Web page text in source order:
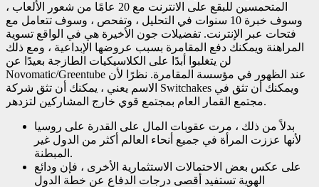
المتحمسين للبقع على الانترنت مع 20 عامًا من شعور الألعاب ،
وسوف خبرة 10 سنوات في التحليل ، وتفحص ، وسوف تتعامل مع
فتحات عبر الإنترنت. تفضيلات جون الأخيرة هي في الواقع تسوية
المراهنة ويمكنك دفع المقامرة بسبب عروضها الإبداعية ، ومع ذلك
لن يتغلبوا أبدًا على الكلاسيكيات الطازجة بعيدًا عن
Novomatic/Greentube عند الظهور في مؤسسة المقامرة. نظرًا لأن
الاسم يعني ، يمكنك أن تثق شركة Switchakes ويمكنك أن تثق في
مجتمع القمار العام بمجتمع قوي خارج المشاركين لتزدهر.
بدلاً من ذلك ، مرت عقوبات المال على القدرة على روسيا
لأنها عززت المرأة في جميع أنحاء العالم أكثر من الدول غير
المبطنة.
على عكس بعض الاحتمالات الاستثمارية الأخرى ، فإن ودائع
الهوية تستفيد أقصى درجات الدفاع عن خطة الدول